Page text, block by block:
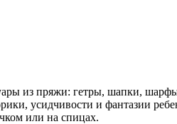
из пряжи: гетры, шапки,
усидчивости и фантазии
или на спицах.